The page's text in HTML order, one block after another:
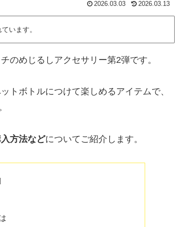
2026.03.03 2026.03.13
います。
のめじるしアクセサリー第2弾です。
トボトルにつけて楽しめるアイテムで、
方法などについてご紹介します。